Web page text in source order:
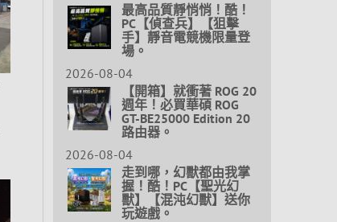
最高品質靜悄悄！酷！
PC【偵查兵】【狙擊
手】靜音電競機限量登
場。
2026-08-04
【開箱】就衝著 ROG 20
週年！必買華碩 ROG
GT-BE25000 Edition 20
路由器。
2026-08-04
走到哪，幻獸都由我掌
握！酷！PC【聖光幻
獸】【混沌幻獸】送你
玩遊戲。